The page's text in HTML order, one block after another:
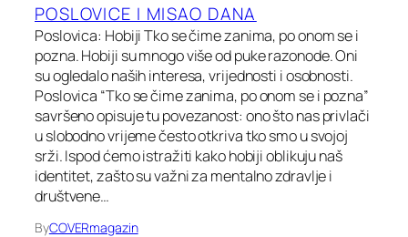
POSLOVICE I MISAO DANA
Poslovica: Hobiji Tko se čime zanima, po onom se i
pozna. Hobiji su mnogo više od puke razonode. Oni
su ogledalo naših interesa, vrijednosti i osobnosti.
Poslovica “Tko se čime zanima, po onom se i pozna”
savršeno opisuje tu povezanost: ono što nas privlači
u slobodno vrijeme često otkriva tko smo u svojoj
srži. Ispod ćemo istražiti kako hobiji oblikuju naš
identitet, zašto su važni za mentalno zdravlje i
društvene…
ByCOVERmagazin